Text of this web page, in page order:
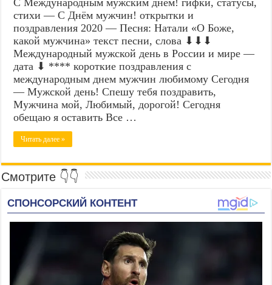
стихи — С Днём мужчин! открытки и
поздравления 2020 — Песня: Натали «О Боже,
какой мужчина» текст песни, слова ⬇⬇⬇
Международный мужской день в России и мире —
дата ⬇ **** короткие поздравления с
международным днем мужчин любимому Сегодня
— Мужской день! Спешу тебя поздравить,
Мужчина мой, Любимый, дорогой! Сегодня
обещаю я оставить Все …
Читать далее »
Смотрите 👇👇